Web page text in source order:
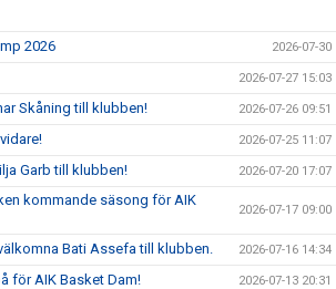
2026 2026-07-30
2026-07-27 15:03
Skåning till klubben! 2026-07-26 09:51
2026-07-25 11:07
Garb till klubben! 2026-07-20 17:07
kommande säsong för AIK
2026-07-17 09:00
Bati Assefa till klubben. 2026-07-16 14:34
för AIK Basket Dam! 2026-07-13 20:31